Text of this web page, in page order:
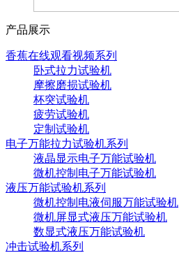
产品展示
香蕉在线观看视频系列
卧式拉力试验机
摩擦磨损试验机
杯突试验机
疲劳试验机
定制试验机
电子万能拉力试验机系列
液晶显示电子万能试验机
微机控制电子万能试验机
液压万能试验机系列
微机控制电液伺服万能试验机
微机屏显式液压万能试验机
数显式液压万能试验机
冲击试验机系列